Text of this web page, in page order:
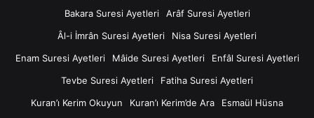
Bakara Suresi Ayetleri
Arâf Suresi Ayetleri
Âl-i İmrân Suresi Ayetleri
Nisa Suresi Ayetleri
Enam Suresi Ayetleri
Mâide Suresi Ayetleri
Enfâl Suresi Ayetleri
Tevbe Suresi Ayetleri
Fatiha Suresi Ayetleri
Kuran’ı Kerim Okuyun
Kuran’ı Kerim’de Ara Esmaül Hüsna